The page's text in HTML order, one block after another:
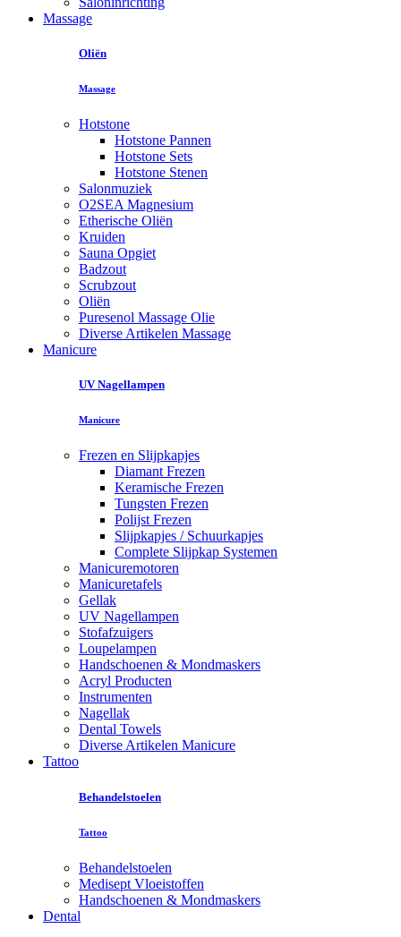
Massage
Oliën
Massage
Hotstone
Hotstone Pannen
Hotstone Sets
Hotstone Stenen
Salonmuziek
O2SEA Magnesium
Etherische Oliën
Kruiden
Sauna Opgiet
Badzout
Scrubzout
Oliën
Puresenol Massage Olie
Diverse Artikelen Massage
Manicure
UV Nagellampen
Manicure
Frezen en Slijpkapjes
Diamant Frezen
Keramische Frezen
Tungsten Frezen
Polijst Frezen
Slijpkapjes / Schuurkapjes
Complete Slijpkap Systemen
Manicuremotoren
Manicuretafels
Gellak
UV Nagellampen
Stofafzuigers
Loupelampen
Handschoenen & Mondmaskers
Acryl Producten
Instrumenten
Nagellak
Dental Towels
Diverse Artikelen Manicure
Tattoo
Behandelstoelen
Tattoo
Behandelstoelen
Medisept Vloeistoffen
Handschoenen & Mondmaskers
Dental